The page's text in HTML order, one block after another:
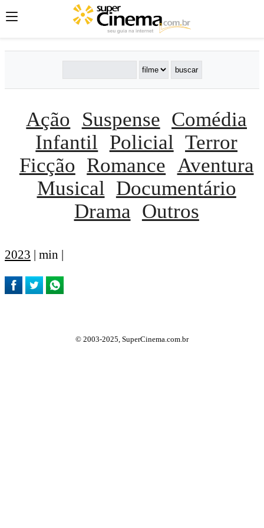
Ação Suspense Comédia
Infantil
Policial Terror
Ficção Romance Aventura
Musical
Documentário
Drama Outros
2023 | min |
© 2003-2025, SuperCinema.com.br